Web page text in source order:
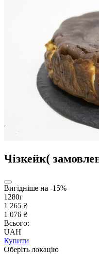
Чізкейк(
Вигідніше на -15%
1280г
1 265 ₴
1 076 ₴
Всього:
UAH
Купити
Оберіть локацію